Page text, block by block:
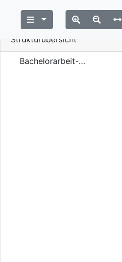
Strukturübersicht
Bachelorarbeit-Asmus-2008.pdf